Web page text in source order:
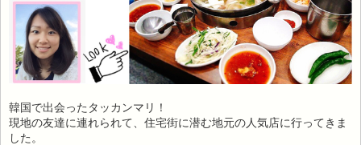
韓国で出会ったタッカンマリ！
現地の友達に連れられて、住宅街に潜む地元の人気店に行ってきま
した。